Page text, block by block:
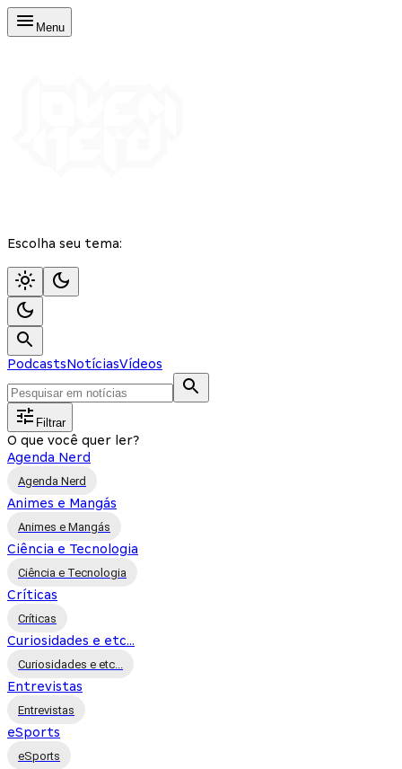
Menu
Escolha seu tema:
PodcastsNotíciasVídeos
Filtrar
O que você quer ler?
Agenda Nerd
Agenda Nerd
Animes e Mangás
Animes e Mangás
Ciência e Tecnologia
Ciência e Tecnologia
Críticas
Críticas
Curiosidades e etc...
Curiosidades e etc...
Entrevistas
Entrevistas
eSports
eSports